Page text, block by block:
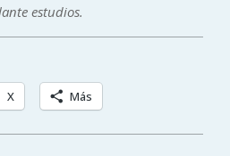
estudios.
X Más